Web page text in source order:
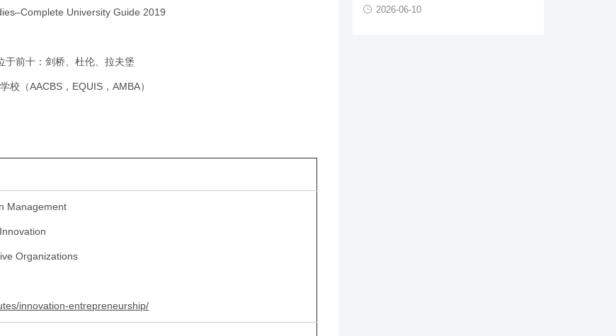
University Guide 2019
于前十：剑桥、杜伦、拉夫堡
校（AACBS，EQUIS，AMBA）
Management
Organizations
innovation-entrepreneurship/
2026-06-10